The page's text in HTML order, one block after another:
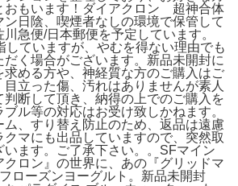
おもいます！ダイアクロン 超神合体
日陰、喫煙者なしの環境で保管して
急便/日本郵便を予定しています。
していますが、やむを得ない理由でも
だく場合がございます。新品未開封に
求める方や、神経質な方のご購入はご
立った傷、汚れはありませんが素人
断して頂き、納得の上でのご購入を
ル等の対応はお受け致しかねます。
ム、すり替え防止のため、返品は遠慮
マにも出品していますので、突然取
います。ご了承下さい。。SFマイン
クロン』の世界に、あの『グリッドマ
ローズンヨーグルト。新品未開封